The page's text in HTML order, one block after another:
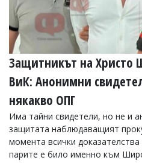
Управители:
Веселин
Василев,
email:
v.vasilev@flagman.bg
Катя
еmail:k.kassabova@flagman.bg
редактор:
Иван
Колев,
Защитникът на Христо
ВиК: Анонимни
някакво ОПГ
Има тайни свидетели, но не и
защитата наблюдаващият
момента всички
парите е било именно към